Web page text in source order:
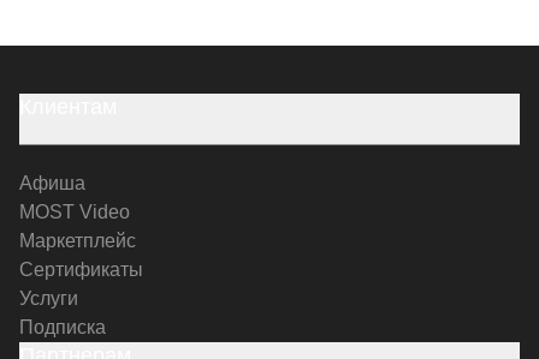
Афиша
MOST Video
Маркетплейс
Сертификаты
Услуги
Подписка